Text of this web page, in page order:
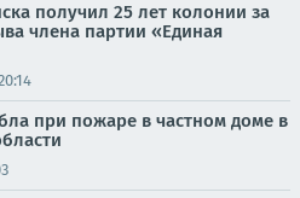
получил 25 лет колонии за
члена партии «Единая
при пожаре в частном доме в